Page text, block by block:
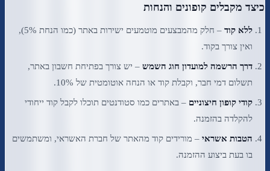
כיצד מקבלים קופונים והנחות
ללא קוד
– חלק מהמבצעים מוטמעים ישירות באתר (כמו הנחת 5%),
ואין צורך בקוד.
דרך הרשמה למועדון חוג השמש – יש צורך בפתיחת חשבון באתר,
תשלום דמי חבר, וקבלת קוד או הנחה אוטומטית של 10%.
קודי קופון חיצוניים – באתרים כמו סטודנטים תוכלו לקבל קוד ייחודי
להקלדה בהזמנה.
הטבות אשראי – מורידים קוד מהאתר של חברת האשראי, ומשתמשים
בו בעת ביצוע ההזמנה.